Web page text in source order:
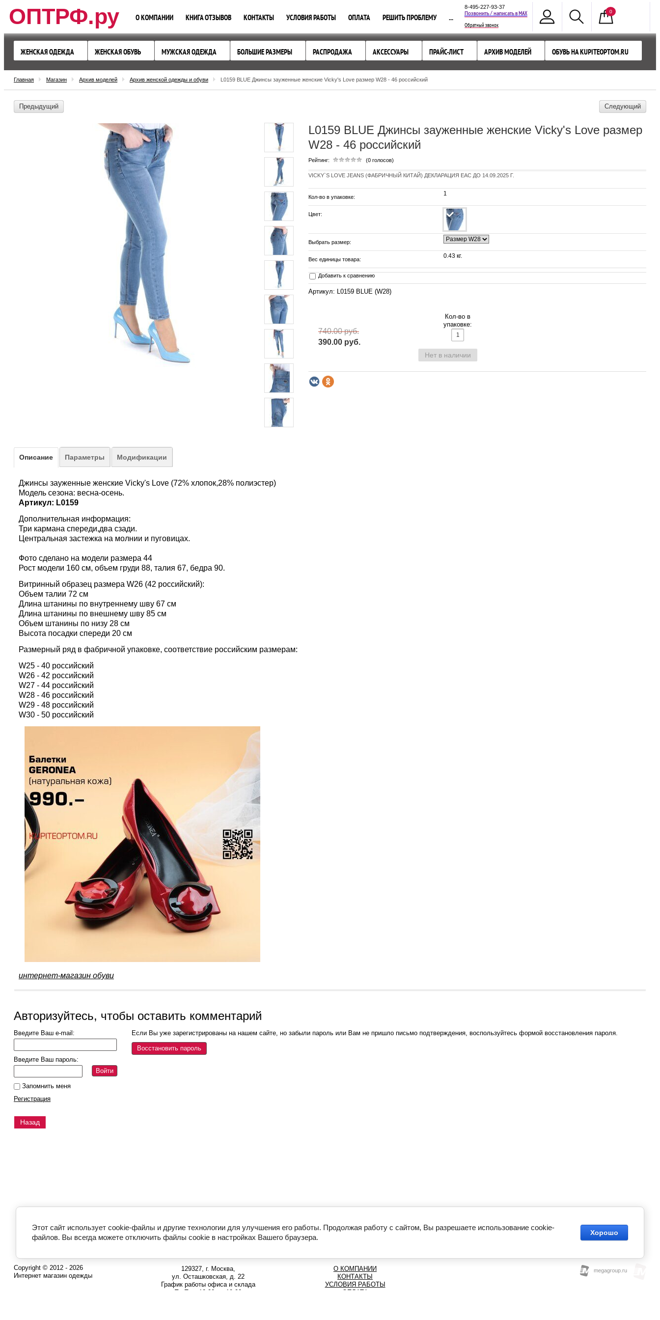
ОПТРФ.ру 0
О КОМПАНИИ КНИГА ОТЗЫВОВ КОНТАКТЫ УСЛОВИЯ РАБОТЫ ОПЛАТА РЕШИТЬ ПРОБЛЕМУ ...
8-495-227-93-37
Позвонить / написать вMAX
Обратный звонок
ЖЕНСКАЯ ОДЕЖДА ЖЕНСКАЯ ОБУВЬ МУЖСКАЯ ОДЕЖДА БОЛЬШИЕ РАЗМЕРЫ РАСПРОДАЖА АКСЕССУАРЫ ПРАЙС-ЛИСТ АРХИВ МОДЕЛЕЙ ОБУВЬ НА KUPITEOPTOM.RU
Главная Магазин Архив моделей Архив женской одежды и обуви L0159 BLUE Джинсы зауженные женские Vicky's Love размер W28 - 46 российский
Предыдущий Следующий
L0159 BLUE Джинсы зауженные женские Vicky's Love размер
W28 - 46 российский
Рейтинг: (0 голосов)
VICKY`S LOVE JEANS (ФАБРИЧНЫЙ КИТАЙ) ДЕКЛАРАЦИЯ EAC ДО 14.09.2025 Г.
Кол-во в упаковке: 1
Цвет:
Выбрать размер:
Вес единицы товара: 0.43 кг.
Добавить к сравнению
Артикул: L0159 BLUE (W28)
740.00 руб.
390.00 руб.
Кол-во в
упаковке:
Нет в наличии
Описание Параметры Модификации
Джинсы зауженные женские Vicky's Love (72% хлопок,28% полиэстер)
Модель сезона: весна-осень.
Артикул: L0159
Дополнительная информация:
Три кармана спереди,два сзади.
Центральная застежка на молнии и пуговицах.
Фото сделано на модели размера 44
Рост модели 160 см, объем груди 88, талия 67, бедра 90.
Витринный образец размера W26 (42 российский):
Объем талии 72 см
Длина штанины по внутреннему шву 67 см
Длина штанины по внешнему шву 85 см
Объем штанины по низу 28 см
Высота посадки спереди 20 см
Размерный ряд в фабричной упаковке, соответствие российским размерам:
W25 - 40 российский
W26 - 42 российский
W27 - 44 российский
W28 - 46 российский
W29 - 48 российский
W30 - 50 российский
интернет-магазин обуви
Авторизуйтесь, чтобы оставить комментарий
Введите Ваш e-mail:
Введите Ваш пароль:
Войти
Запомнить меня
Регистрация
Если Вы уже зарегистрированы на нашем сайте, но забыли пароль или Вам не пришло письмо подтверждения, воспользуйтесь формой восстановления пароля.
Восстановить пароль
Назад
Copyright © 2012 - 2026
Интернет магазин одежды
129327, г. Москва,
ул. Осташковская, д. 22
График работы офиса и склада
Пн-Пт с 10:00 до 19:00
О КОМПАНИИ
КОНТАКТЫ
УСЛОВИЯ РАБОТЫ
ОПЛАТА
Этот сайт использует cookie-файлы и другие технологии для улучшения его работы. Продолжая работу с сайтом, Вы разрешаете использование cookie-
файлов. Вы всегда можете отключить файлы cookie в настройках Вашего браузера.
Хорошо